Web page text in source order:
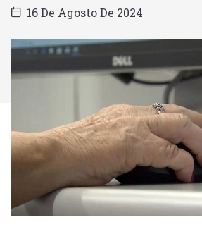
16 De Agosto De 2024